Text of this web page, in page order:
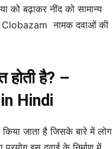
को बढ़ाकर नींद को सामान्य
Clobazam नामक दवाओं की
होती है? –
Hindi
जाता है जिसके बारे में लोग